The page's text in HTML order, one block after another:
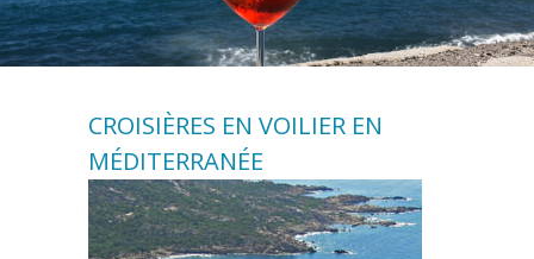
CROISIÈRES EN VOILIER EN
MÉDITERRANÉE